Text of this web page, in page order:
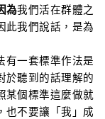
為我們活在群體之
此我們說話，是為
有一套標準作法是
於聽到的話理解的
某個標準這麼做就
也不要讓
「我」成